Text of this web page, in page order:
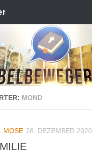
MOND
MOSE 28. DEZEMBER 2020